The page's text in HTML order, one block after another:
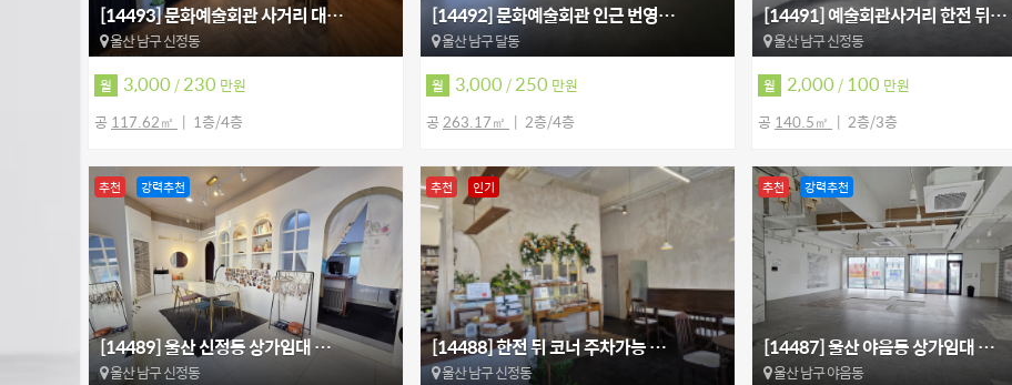
[14493] 문화예술회관 사거리 대…
울산 남구 신정동
월 3,000/230 만원
공 117.62㎡ 1층/4층
[14492] 문화예술회관 인근 번영…
울산 남구 달동
월 3,000/250 만원
공263.17㎡ 2층/4층
[14491] 예술회관사거리 한전 뒤…
울산 남구 신정동
월 2,000/ 100 만원
공 140.5㎡ 2층/3층
[14489] 울산 신정동 상가임대 …
울산 남구 신정동
추천 강력추천
[14488] 한전 뒤 코너 주차가능 …
울산 남구 신정동
추천 인기
[14487] 울산 야음동 상가임대 …
울산 남구 야음동
추천 강력추천